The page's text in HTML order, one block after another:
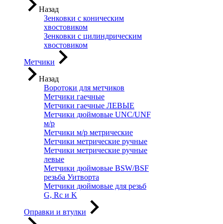
Назад
Зенковки с коническим
хвостовиком
Зенковки с цилиндрическим
хвостовиком
Метчики
Назад
Воротоки для метчиков
Метчики гаечные
Метчики гаечные ЛЕВЫЕ
Метчики дюймовые UNC/UNF
м/р
Метчики м/р метрические
Метчики метрические ручные
Метчики метрические ручные
левые
Метчики дюймовые BSW/BSF
резьба Уитворта
Метчики дюймовые для резьб
G, Rc и K
Оправки и втулки